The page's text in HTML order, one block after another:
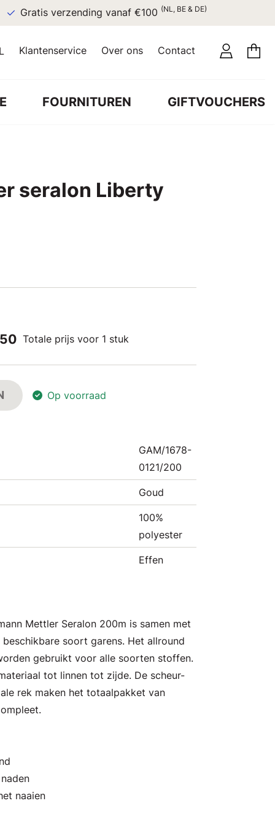
Gratis verzending vanaf €100 (NL, BE & DE)
Klantenservice Over ons Contact
FOURNITUREN GIFTVOUCHERS
seralon Liberty
Totale prijs voor 1 stuk
Op voorraad
GAM/1678-
0121/200
Goud
100%
polyester
Effen
Mettler Seralon 200m is samen met
soort garens. Het allround
gebruikt voor alle soorten stoffen.
tot linnen tot zijde. De scheur-
rek maken het totaalpakket van
naaien